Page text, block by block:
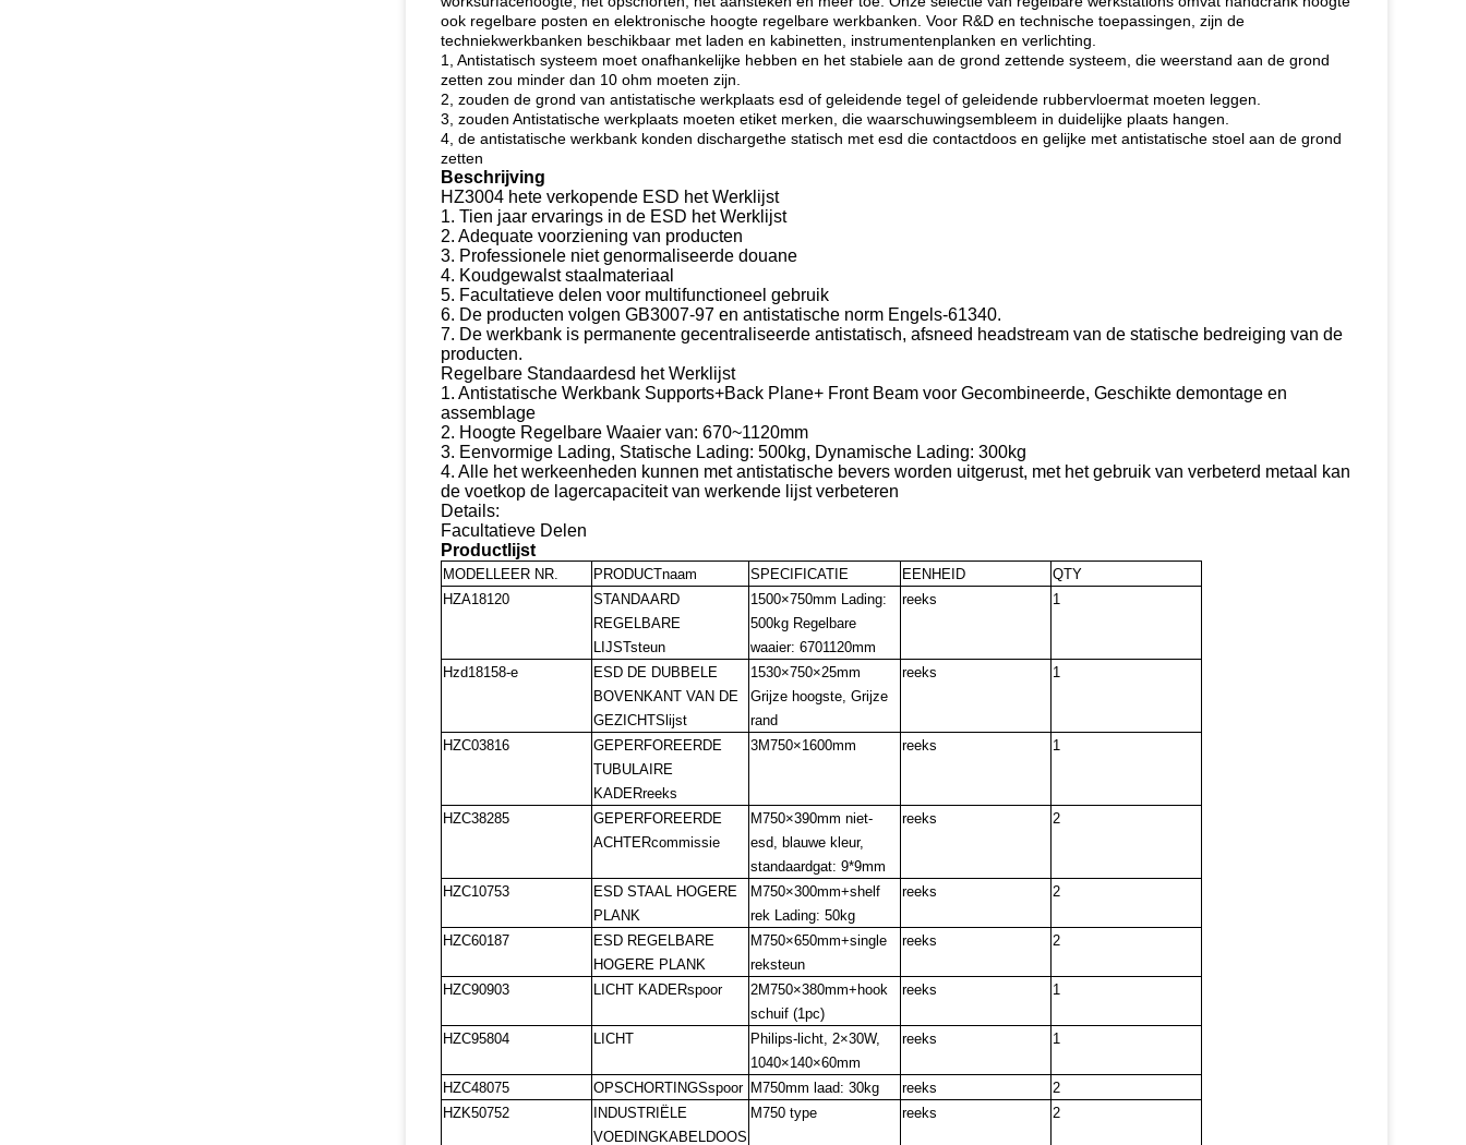
ook regelbare posten en elektronische hoogte regelbare werkbanken. Voor R&D en technische toepassingen, zijn de
techniekwerkbanken beschikbaar met laden en kabinetten, instrumentenplanken en verlichting.
1, Antistatisch systeem moet onafhankelijke hebben en het stabiele aan de grond zettende systeem, die weerstand aan de grond
zetten zou minder dan 10 ohm moeten zijn.
2, zouden de grond van antistatische werkplaats esd of geleidende tegel of geleidende rubbervloermat moeten leggen.
3, zouden Antistatische werkplaats moeten etiket merken, die waarschuwingsembleem in duidelijke plaats hangen.
4, de antistatische werkbank konden dischargethe statisch met esd die contactdoos en gelijke met antistatische stoel aan de grond
zetten
Beschrijving
HZ3004 hete verkopende ESD het Werklijst
1. Tien jaar ervarings in de ESD het Werklijst
2. Adequate voorziening van producten
3. Professionele niet genormaliseerde douane
4. Koudgewalst staalmateriaal
5. Facultatieve delen voor multifunctioneel gebruik
6. De producten volgen GB3007-97 en antistatische norm Engels-61340.
7. De werkbank is permanente gecentraliseerde antistatisch, afsneed headstream van de statische bedreiging van de
producten.
Regelbare Standaardesd het Werklijst
1. Antistatische Werkbank Supports+Back Plane+ Front Beam voor Gecombineerde, Geschikte demontage en
assemblage
2. Hoogte Regelbare Waaier van: 670~1120mm
3. Eenvormige Lading, Statische Lading: 500kg, Dynamische Lading: 300kg
4. Alle het werkeenheden kunnen met antistatische bevers worden uitgerust, met het gebruik van verbeterd metaal kan
de voetkop de lagercapaciteit van werkende lijst verbeteren
Details:
Facultatieve Delen
Productlijst
MODELLEER NR. PRODUCTnaam SPECIFICATIE EENHEID
QTY
HZA18120
STANDAARD
REGELBARE
LIJSTsteun
1500×750mm Lading:
500kg Regelbare
waaier: 6701120mm
reeks 1
Hzd18158-e
ESD DE DUBBELE
BOVENKANT VAN DE
GEZICHTSlijst
1530×750×25mm
Grijze hoogste, Grijze
rand
reeks 1
HZC03816
GEPERFOREERDE
TUBULAIRE
KADERreeks
3M750×1600mm reeks 1
HZC38285
GEPERFOREERDE
ACHTERcommissie
M750×390mm niet-
esd, blauwe kleur,
standaardgat: 9*9mm
reeks 2
HZC10753
ESD STAAL HOGERE
PLANK
M750×300mm+shelf
rek Lading: 50kg
reeks 2
HZC60187
ESD REGELBARE
HOGERE PLANK
M750×650mm+single
reksteun
reeks 2
HZC90903 LICHT KADERspoor
2M750×380mm+hook
schuif (1pc)
reeks 1
HZC95804 LICHT
Philips-licht, 2×30W,
1040×140×60mm
reeks 1
HZC48075 OPSCHORTINGSspoor M750mm laad: 30kg reeks
2
HZK50752
INDUSTRIËLE
VOEDINGKABELDOOS
M750 type reeks 2